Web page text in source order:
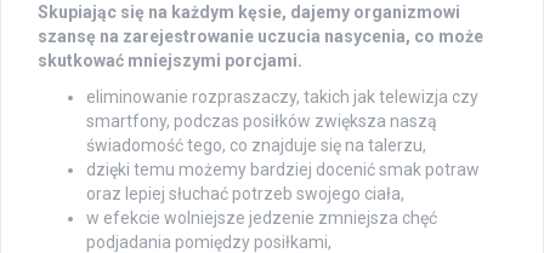
Skupiając się na każdym kęsie, dajemy organizmowi
szansę na zarejestrowanie uczucia nasycenia, co może
skutkować mniejszymi porcjami.
eliminowanie rozpraszaczy, takich jak telewizja czy
smartfony, podczas posiłków zwiększa naszą
świadomość tego, co znajduje się na talerzu,
dzięki temu możemy bardziej docenić smak potraw
oraz lepiej słuchać potrzeb swojego ciała,
w efekcie wolniejsze jedzenie zmniejsza chęć
podjadania pomiędzy posiłkami,